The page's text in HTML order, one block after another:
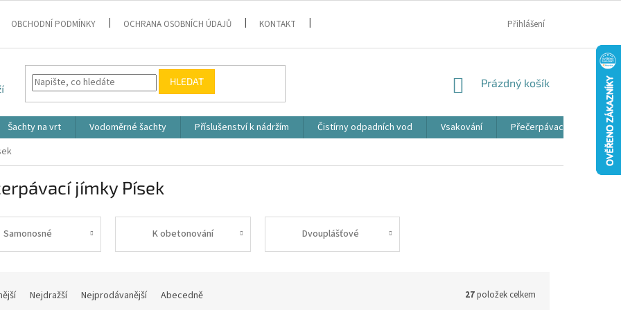
OBCHODNÍ PODMÍNKY OCHRANA OSOBNÍCH ÚDAJŮ KONTAKT Přihlášení
HLEDAT
NÁKUPNÍ
Prázdný košík
Šachty na vrt Vodoměrné šachty Příslušenství k nádržím Čistírny odpadních vod Vsakování Přečerpávací jímky
jímky Písek
Samonosné K obetonování Dvouplášťové
Nejdražší Nejprodávanější Abecedně 27položek celkem